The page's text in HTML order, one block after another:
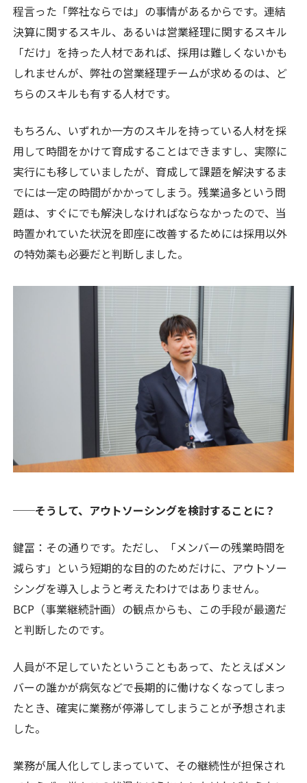
程言った「弊社ならでは」の事情があるからです。連結
決算に関するスキル、あるいは営業経理に関するスキル
「だけ」を持った人材であれば、採用は難しくないかも
しれませんが、弊社の営業経理チームが求めるのは、ど
ちらのスキルも有する人材です。
もちろん、いずれか一方のスキルを持っている人材を採
用して時間をかけて育成することはできますし、実際に
実行にも移していましたが、育成して課題を解決するま
でには一定の時間がかかってしまう。残業過多という問
題は、すぐにでも解決しなければならなかったので、当
時置かれていた状況を即座に改善するためには採用以外
の特効薬も必要だと判断しました。
──そうして、アウトソーシングを検討することに？
鍵冨： その通りです。ただし、「メンバーの残業時間を
減らす」という短期的な目的のためだけに、アウトソー
シングを導入しようと考えたわけではありません。
BCP（事業継続計画）の観点からも、この手段が最適だ
と判断したのです。
人員が不足していたということもあって、たとえばメン
バーの誰かが病気などで長期的に働けなくなってしまっ
たとき、確実に業務が停滞してしまうことが予想されま
した。
業務が属人化してしまっていて、その継続性が担保され